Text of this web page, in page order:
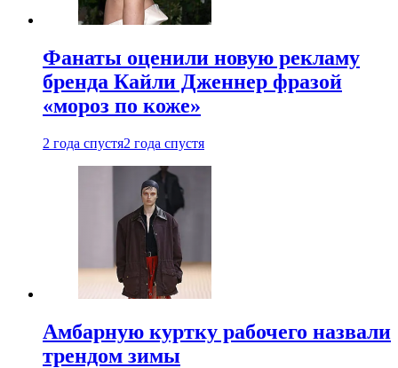
Фанаты оценили новую рекламу
бренда Кайли Дженнер фразой
«мороз по коже»
2 года спустя2 года спустя
Амбарную куртку рабочего назвали
трендом зимы